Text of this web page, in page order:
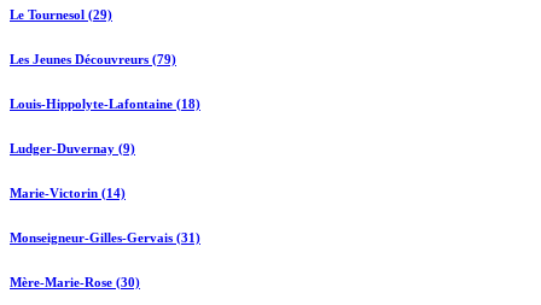
Le Tournesol (29)
Les Jeunes Découvreurs (79)
Louis-Hippolyte-Lafontaine (18)
Ludger-Duvernay (9)
Marie-Victorin (14)
Monseigneur-Gilles-Gervais (31)
Mère-Marie-Rose (30)